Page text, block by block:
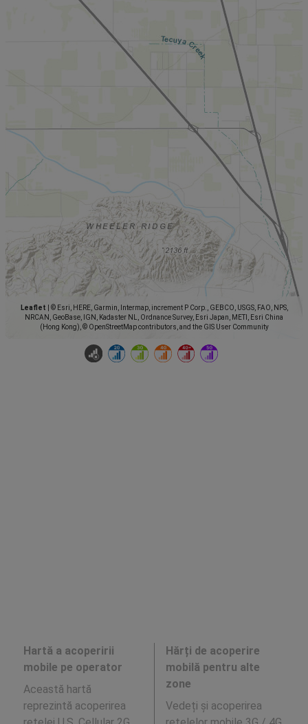
Leaflet
© Esri, HERE, Garmin, Intermap, increment P Corp., GEBCO, USGS, FAO, NPS,
NRCAN, GeoBase, IGN, Kadaster NL, Ordnance Survey, Esri Japan, METI, Esri China
(Hong Kong), © OpenStreetMap contributors, and the GIS User Community
Hartă a acoperirii
mobile pe operator
Această hartă
reprezintă acoperirea
Hărți de acoperire
mobilă pentru alte
zone
Vedeți și acoperirea